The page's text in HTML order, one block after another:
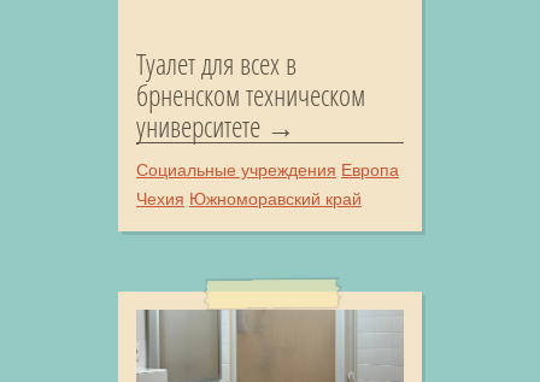
Туалет для всех в
брненском техническом
университете
Социальные учреждения Европа
Чехия Южноморавский край